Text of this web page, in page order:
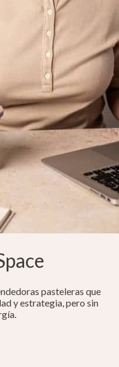
pasteleras que
y estrategia, pero sin